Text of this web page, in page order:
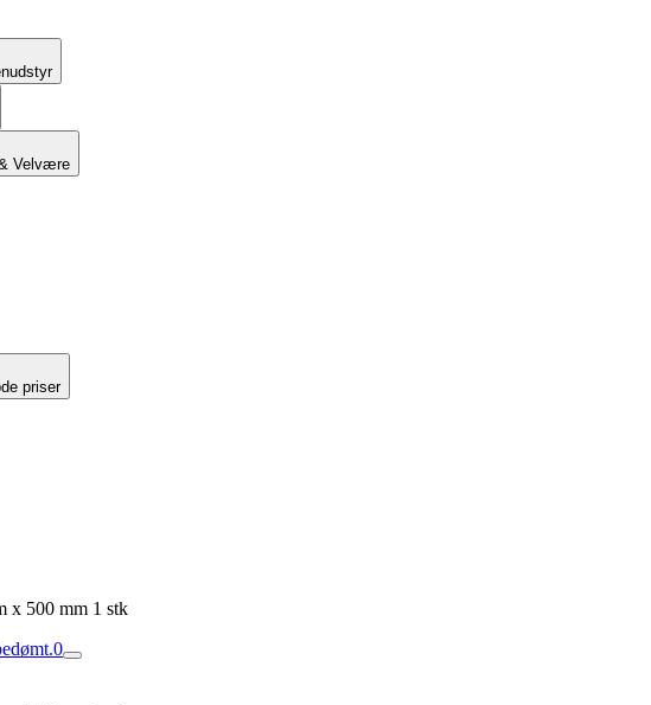
Velvære
priser
x 500 mm 1 stk
0